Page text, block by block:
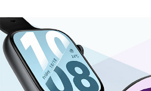
音乐控制
支持控制手机音乐播放
软件升级
支持 OTA软件升级
传输功能